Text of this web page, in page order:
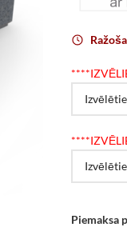
*
*
Piemaksa